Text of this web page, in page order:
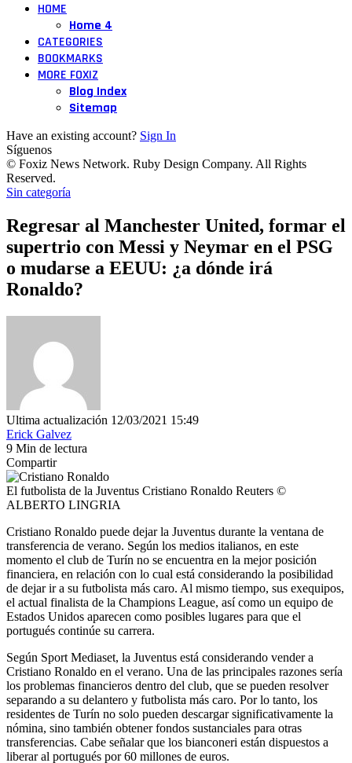
HOME
Home 4
CATEGORIES
BOOKMARKS
MORE FOXIZ
Blog Index
Sitemap
Have an existing account? Sign In
Síguenos
© Foxiz News Network. Ruby Design Company. All Rights
Reserved.
Sin categoría
Regresar al Manchester United, formar el
supertrio con Messi y Neymar en el PSG
o mudarse a EEUU: ¿a dónde irá
Ronaldo?
Ultima actualización 12/03/2021 15:49
Erick Galvez
9 Min de lectura
Compartir
El futbolista de la Juventus Cristiano Ronaldo Reuters ©
ALBERTO LINGRIA
Cristiano Ronaldo puede dejar la Juventus durante la ventana de
transferencia de verano. Según los medios italianos, en este
momento el club de Turín no se encuentra en la mejor posición
financiera, en relación con lo cual está considerando la posibilidad
de dejar ir a su futbolista más caro. Al mismo tiempo, sus exequipos,
el actual finalista de la Champions League, así como un equipo de
Estados Unidos aparecen como posibles lugares para que el
portugués continúe su carrera.
Según Sport Mediaset, la Juventus está considerando vender a
Cristiano Ronaldo en el verano. Una de las principales razones sería
los problemas financieros dentro del club, que se pueden resolver
separando a su delantero y futbolista más caro. Por lo tanto, los
residentes de Turín no solo pueden descargar significativamente la
nómina, sino también obtener fondos sustanciales para otras
transferencias. Cabe señalar que los bianconeri están dispuestos a
liberar al portugués por 60 millones de euros.